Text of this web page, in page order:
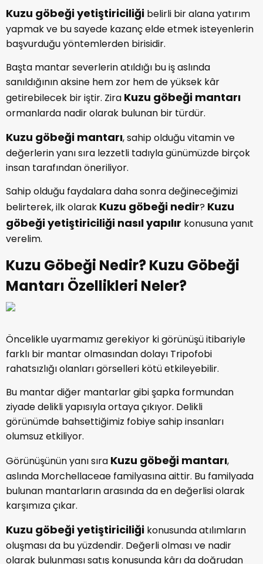
Kuzu göbeği yetiştiriciliği belirli bir alana yatırım
yapmak ve bu sayede kazanç elde etmek isteyenlerin
başvurduğu yöntemlerden birisidir.
Başta mantar severlerin atıldığı bu iş aslında
sanıldığının aksine hem zor hem de yüksek kâr
getirebilecek bir iştir. Zira Kuzu göbeği mantarı
ormanlarda nadir olarak bulunan bir türdür.
Kuzu göbeği mantarı, sahip olduğu vitamin ve
değerlerin yanı sıra lezzetli tadıyla günümüzde birçok
insan tarafından öneriliyor.
Sahip olduğu faydalara daha sonra değineceğimizi
belirterek, ilk olarak Kuzu göbeği nedir? Kuzu
göbeği yetiştiriciliği nasıl yapılır konusuna yanıt
verelim.
Kuzu Göbeği Nedir? Kuzu Göbeği
Mantarı Özellikleri Neler?
Öncelikle uyarmamız gerekiyor ki görünüşü itibariyle
farklı bir mantar olmasından dolayı Tripofobi
rahatsızlığı olanları görselleri kötü etkileyebilir.
Bu mantar diğer mantarlar gibi şapka formundan
ziyade delikli yapısıyla ortaya çıkıyor. Delikli
görünümde bahsettiğimiz fobiye sahip insanları
olumsuz etkiliyor.
Görünüşünün yanı sıra Kuzu göbeği mantarı,
aslında Morchellaceae familyasına aittir. Bu familyada
bulunan mantarların arasında da en değerlisi olarak
karşımıza çıkar.
Kuzu göbeği yetiştiriciliği konusunda atılımların
oluşması da bu yüzdendir. Değerli olması ve nadir
olarak bulunması satış konusunda kârı da doğrudan